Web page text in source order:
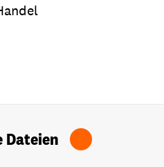
Dateien